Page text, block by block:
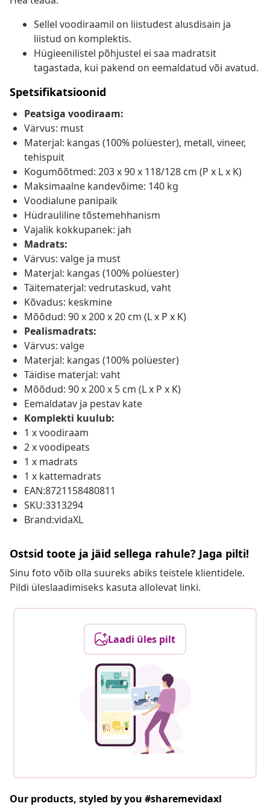
Sellel voodiraamil on liistudest alusdisain ja
liistud on komplektis.
Hügieenilistel põhjustel ei saa madratsit
tagastada, kui pakend on eemaldatud või avatud.
Spetsifikatsioonid
Peatsiga voodiraam:
Värvus: must
Materjal: kangas (100% polüester), metall, vineer,
tehispuit
Kogumõõtmed: 203 x 90 x 118/128 cm (P x L x K)
Maksimaalne kandevõime: 140 kg
Voodialune panipaik
Hüdrauliline tõstemehhanism
Vajalik kokkupanek: jah
Madrats:
Värvus: valge ja must
Materjal: kangas (100% polüester)
Täitematerjal: vedrutaskud, vaht
Kõvadus: keskmine
Mõõdud: 90 x 200 x 20 cm (L x P x K)
Pealismadrats:
Värvus: valge
Materjal: kangas (100% polüester)
Täidise materjal: vaht
Mõõdud: 90 x 200 x 5 cm (L x P x K)
Eemaldatav ja pestav kate
Komplekti kuulub:
1 x voodiraam
2 x voodipeats
1 x madrats
1 x kattemadrats
EAN:8721158480811
SKU:3313294
Brand:vidaXL
Ostsid toote ja jäid sellega rahule? Jaga pilti!
Sinu foto võib olla suureks abiks teistele klientidele.
Pildi üleslaadimiseks kasuta allolevat linki.
Laadi üles pilt
Our products, styled by you #sharemevidaxl